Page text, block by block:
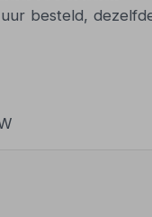
besteld,